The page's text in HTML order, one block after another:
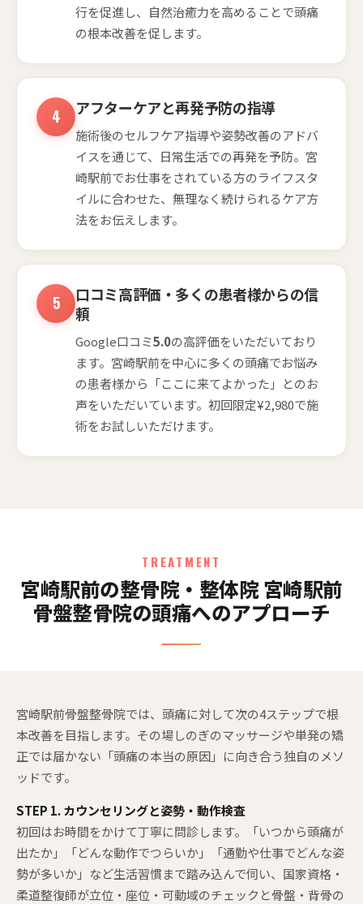
行を促進し、自然治癒力を高めることで頭痛
の根本改善を促します。
アフターケアと再発予防の指導
施術後のセルフケア指導や姿勢改善のアドバ
イスを通じて、日常生活での再発を予防。宮
崎駅前でお仕事をされている方のライフスタ
イルに合わせた、無理なく続けられるケア方
法をお伝えします。
口コミ高評価・多くの患者様からの信
頼
Google口コミ5.0の高評価をいただいており
ます。宮崎駅前を中心に多くの頭痛でお悩み
の患者様から「ここに来てよかった」とのお
声をいただいています。初回限定¥2,980で施
術をお試しいただけます。
TREATMENT
宮崎駅前の整骨院・整体院 宮崎駅前
骨盤整骨院の頭痛へのアプローチ
宮崎駅前骨盤整骨院では、頭痛に対して次の4ステップで根
本改善を目指します。その場しのぎのマッサージや単発の矯
正では届かない「頭痛の本当の原因」に向き合う独自のメソ
ッドです。
STEP 1. カウンセリングと姿勢・動作検査
初回はお時間をかけて丁寧に問診します。「いつから頭痛が
出たか」「どんな動作でつらいか」「通勤や仕事でどんな姿
勢が多いか」など生活習慣まで踏み込んで伺い、国家資格・
柔道整復師が立位・座位・可動域のチェックと骨盤・背骨の